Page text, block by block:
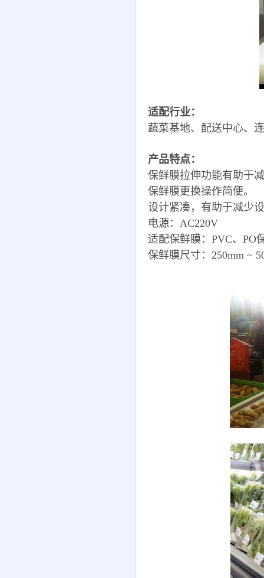
适配行业：
蔬菜基地、配送中心、
产品特点：
保鲜膜拉伸功能有助于
保鲜膜更换操作简便。
设计紧凑，有助于减少
电源：AC220V
适配保鲜膜：PVC、PO
保鲜膜尺寸：250mm ~